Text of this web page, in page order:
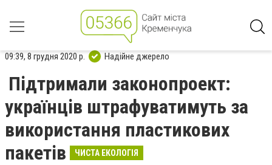
09:39, 8 грудня 2020 р. Надійне джерело
Підтримали законопроект:
українців штрафуватимуть за
використання пластикових
пакетів
ЧИСТА ЕКОЛОГІЯ